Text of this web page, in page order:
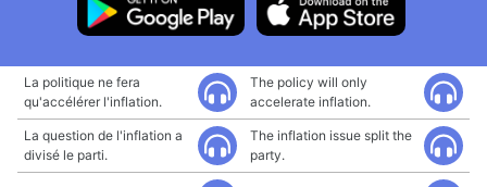
La politique ne fera
qu'accélérer l'inflation.
The policy will only
accelerate inflation.
La question de l'inflation a
divisé le parti.
The inflation issue split the
party.